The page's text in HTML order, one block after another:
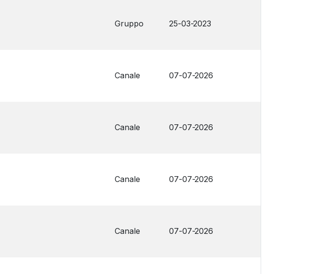
Gruppo 25-03-2023
Canale 07-07-2026
Canale 07-07-2026
Canale 07-07-2026
Canale 07-07-2026